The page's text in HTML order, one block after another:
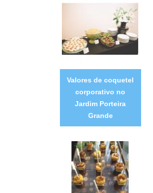
Valores de coquetel
corporativo no
Jardim Porteira
Grande